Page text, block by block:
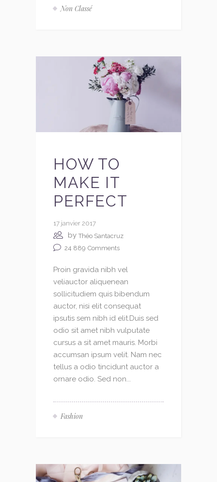
Non Classé
HOW TO
MAKE IT
PERFECT
17 janvier 2017
byThéo Santacruz
24 889 Comments
Proin gravida nibh vel
veliauctor aliquenean
sollicitudiem quis bibendum
auctor, nisi elit consequat
ipsutis sem nibh id elit.Duis sed
odio sit amet nibh vulputate
cursus a sit amet mauris. Morbi
accumsan ipsum velit. Nam nec
tellus a odio tincidunt auctor a
ornare odio. Sed non...
Fashion